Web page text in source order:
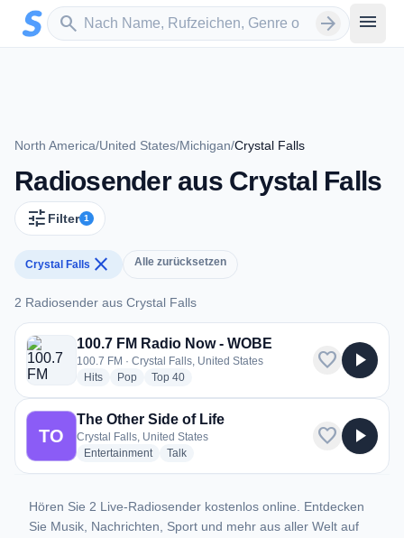
Zum Hauptinhalt springen
search
Sender suchen arrow_forward menu
North America/United States/Michigan/Crystal Falls
Radiosender aus Crystal Falls
tune Filter 1
Crystal Falls close Alle zurücksetzen
2 Radiosender aus Crystal Falls
2 Radiosender aus Crystal Falls
100.7 FM Radio Now - WOBE
100.7 FM · Crystal Falls, United States
Hitsradio stations
Popradio stations
Top 40radio stations
favorite play_arrow
TO
The Other Side of Life
Crystal Falls, United States
Entertainmentradio stations
Talkradio stations
favorite play_arrow
Hören Sie 2 Live-Radiosender kostenlos online. Entdecken
Sie Musik, Nachrichten, Sport und mehr aus aller Welt auf